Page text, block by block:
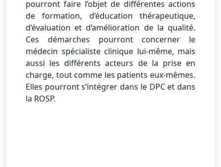
pourront faire l’objet de différentes actions
de formation, d’éducation thérapeutique,
d’évaluation et d’amélioration de la qualité.
Ces démarches pourront concerner le
médecin spécialiste clinique lui-même, mais
aussi les différents acteurs de la prise en
charge, tout comme les patients eux-mêmes.
Elles pourront s’intégrer dans le DPC et dans
la ROSP.